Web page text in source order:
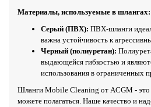
Материалы, используемые в шлангах:
Серый (ПВХ): ПВХ-шланги
важна устойчивость к
Черный (полиуретан):
выдающейся гибкостью и
использования в ограниченных
Шланги Mobile Cleaning от ACGM -
можете полагаться. Наше качество и